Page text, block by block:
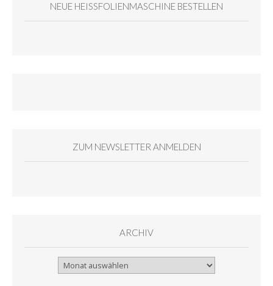
NEUE HEISSFOLIENMASCHINE BESTELLEN
ZUM NEWSLETTER ANMELDEN
ARCHIV
Archiv